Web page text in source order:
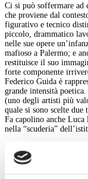
Ci si può soffermare ad
che proviene dal
figurativo e tecnico
piccolo, drammatico
nelle sue opere
mafioso a Palermo; e
restituisce il suo
forte componente
Federico Guida è
grande intensità
(uno degli artisti più
quale si sono scelte due
Fa capolino anche
nella “scuderia”
collettiva, la
centro di promozione e